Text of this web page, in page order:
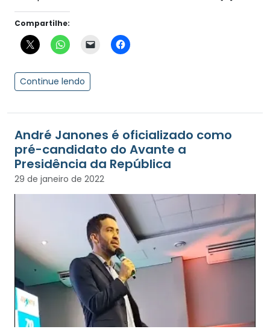
Compartilhe:
Continue lendo
André Janones é oficializado como
pré-candidato do Avante a
Presidência da República
29 de janeiro de 2022